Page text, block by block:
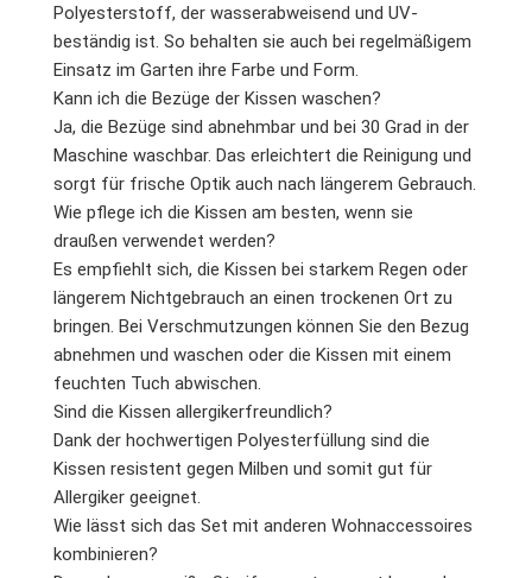
Polyesterstoff, der wasserabweisend und UV-
beständig ist. So behalten sie auch bei regelmäßigem
Einsatz im Garten ihre Farbe und Form.
Kann ich die Bezüge der Kissen waschen?
Ja, die Bezüge sind abnehmbar und bei 30 Grad in der
Maschine waschbar. Das erleichtert die Reinigung und
sorgt für frische Optik auch nach längerem Gebrauch.
Wie pflege ich die Kissen am besten, wenn sie
draußen verwendet werden?
Es empfiehlt sich, die Kissen bei starkem Regen oder
längerem Nichtgebrauch an einen trockenen Ort zu
bringen. Bei Verschmutzungen können Sie den Bezug
abnehmen und waschen oder die Kissen mit einem
feuchten Tuch abwischen.
Sind die Kissen allergikerfreundlich?
Dank der hochwertigen Polyesterfüllung sind die
Kissen resistent gegen Milben und somit gut für
Allergiker geeignet.
Wie lässt sich das Set mit anderen Wohnaccessoires
kombinieren?